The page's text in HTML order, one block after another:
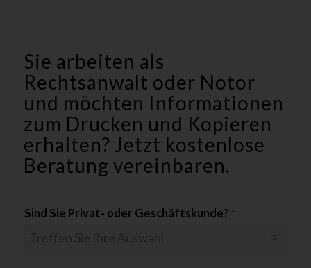
Sie arbeiten als
Rechtsanwalt oder Notor
und möchten Informationen
zum Drucken und Kopieren
erhalten? Jetzt kostenlose
Beratung vereinbaren.
Sind Sie Privat- oder Geschäftskunde? *